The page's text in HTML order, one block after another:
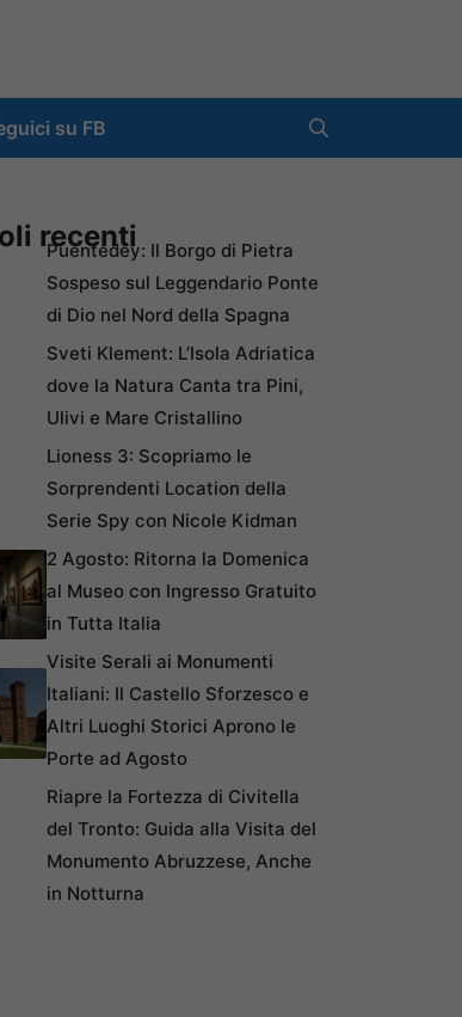
su FB
recenti
Puentedey: Il Borgo di Pietra
Sospeso sul Leggendario Ponte
di Dio nel Nord della Spagna
Sveti Klement: L’Isola Adriatica
dove la Natura Canta tra Pini,
Ulivi e Mare Cristallino
Lioness 3: Scopriamo le
Sorprendenti Location della
Serie Spy con Nicole Kidman
2 Agosto: Ritorna la Domenica
al Museo con Ingresso Gratuito
in Tutta Italia
Visite Serali ai Monumenti
Italiani: Il Castello Sforzesco e
Altri Luoghi Storici Aprono le
Porte ad Agosto
Riapre la Fortezza di Civitella
del Tronto: Guida alla Visita del
Monumento Abruzzese, Anche
in Notturna